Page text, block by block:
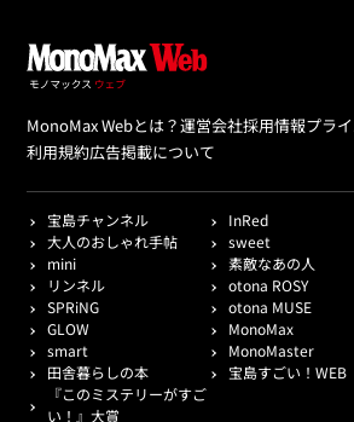
MonoMax Webとは？運営会社採用情報プラ
利用規約広告掲載について
宝島チャンネル
InRed
大人のおしゃれ手帖
sweet
mini
素敵なあの人
リンネル
otona ROSY
SPRiNG
otona MUSE
GLOW
MonoMax
smart
MonoMaster
田舎暮らしの本
宝島すごい！WEB
『このミステリーがすご
い！』大賞